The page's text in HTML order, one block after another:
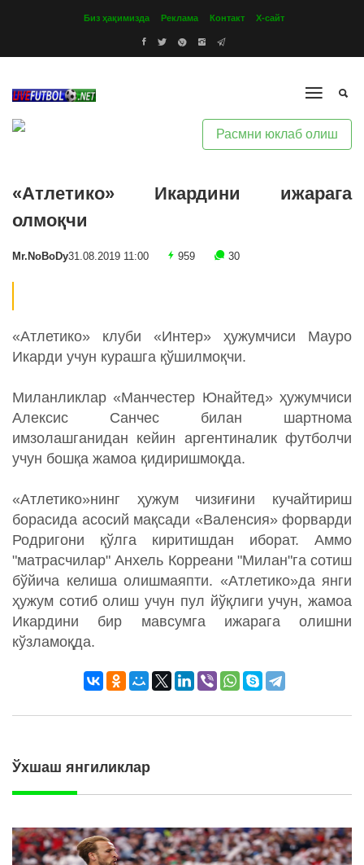
Биз ҳақимизда Реклама Контакт Х-сайт
Расмни юклаб олиш
«Атлетико» Икардини ижарага
олмоқчи
Mr.NoBoDy31.08.2019 11:00 959 30
«Атлетико» клуби «Интер» ҳужумчиси Мауро
Икарди учун курашга қўшилмоқчи.
Миланликлар «Манчестер Юнайтед» ҳужумчиси
Алексис Санчес билан шартнома
имзолашганидан кейин аргентиналик футболчи
учун бошқа жамоа қидиришмоқда.
«Атлетико»нинг ҳужум чизиғини кучайтириш
борасида асосий мақсади «Валенсия» форварди
Родригони қўлга киритишдан иборат. Аммо
"матрасчилар" Анхель Корреани "Милан"га сотиш
бўйича келиша олишмаяпти. «Атлетико»да янги
ҳужум сотиб олиш учун пул йўқлиги учун, жамоа
Икардини бир мавсумга ижарага олишни
кўзламоқда.
Ўхшаш янгиликлар